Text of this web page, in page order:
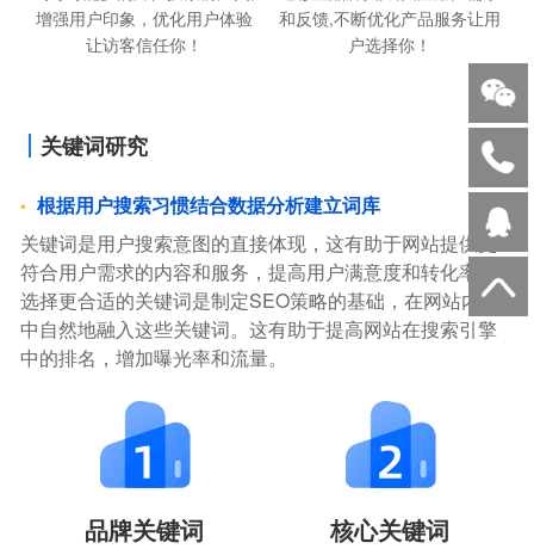
增强用户印象，优化用户体验
让访客信任你！
和反馈,不断优化产品服务让用
户选择你！
关键词研究
根据用户搜索习惯结合数据分析建立词库
关键词是用户搜索意图的直接体现，这有助于网站提供更
符合用户需求的内容和服务，提高用户满意度和转化率。
选择更合适的关键词是制定SEO策略的基础，在网站内容
中自然地融入这些关键词。这有助于提高网站在搜索引擎
中的排名，增加曝光率和流量。
品牌关键词 核心关键词